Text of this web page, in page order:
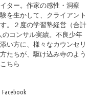
ター。作家の感性・洞察
を生かして、クライアント
。２度の学習塾経営（合計
のコンサル実績。不良少年
い方に、様々なカウンセリ
たちが、駆け込み寺のよう
こちら
Facebook